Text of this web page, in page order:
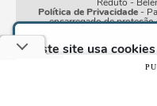
Este site usa
acordo com os
e,
Reduto -
Política de Privacidade-
encarregado de
|